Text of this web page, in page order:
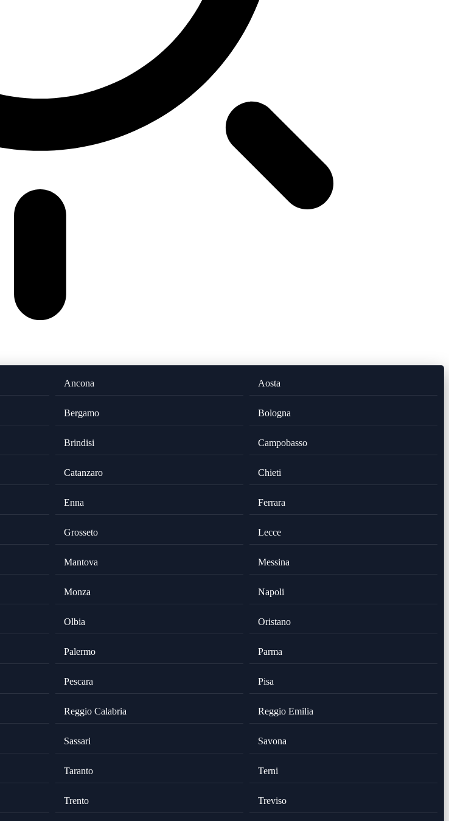
Ancona Aosta
Bergamo Bologna
Brindisi Campobasso
Catanzaro Chieti
Enna Ferrara
Grosseto Lecce
Mantova Messina
Monza Napoli
Olbia Oristano
Palermo Parma
Pescara Pisa
Reggio Calabria Reggio Emilia
Sassari Savona
Taranto Terni
Trento Treviso